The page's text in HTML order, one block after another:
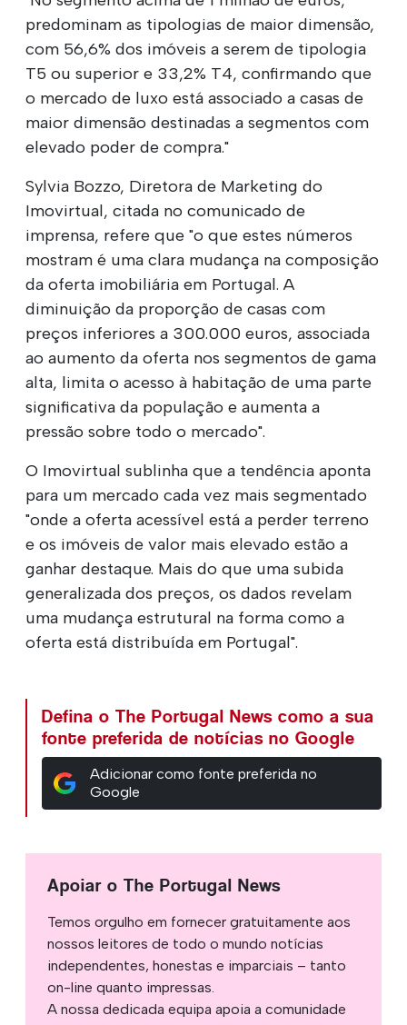
predominam as tipologias de maior dimensão,
com 56,6% dos imóveis a serem de tipologia
T5 ou superior e 33,2% T4, confirmando que
o mercado de luxo está associado a casas de
maior dimensão destinadas a segmentos com
elevado poder de compra."
Sylvia Bozzo, Diretora de Marketing do
Imovirtual, citada no comunicado de
imprensa, refere que "o que estes números
mostram é uma clara mudança na composição
da oferta imobiliária em Portugal. A
diminuição da proporção de casas com
preços inferiores a 300.000 euros, associada
ao aumento da oferta nos segmentos de gama
alta, limita o acesso à habitação de uma parte
significativa da população e aumenta a
pressão sobre todo o mercado".
O Imovirtual sublinha que a tendência aponta
para um mercado cada vez mais segmentado
"onde a oferta acessível está a perder terreno
e os imóveis de valor mais elevado estão a
ganhar destaque. Mais do que uma subida
generalizada dos preços, os dados revelam
uma mudança estrutural na forma como a
oferta está distribuída em Portugal".
Defina o The Portugal News como a sua
fonte preferida de notícias no Google
Adicionar como fonte preferida no
Google
Apoiar o The Portugal News
Temos orgulho em fornecer gratuitamente aos
nossos leitores de todo o mundo notícias
independentes, honestas e imparciais – tanto
on-line quanto impressas.
A nossa dedicada equipa apoia a comunidade